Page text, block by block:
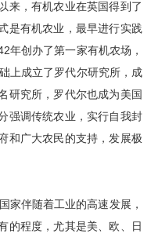
来，有机农业在英国得到了
是有机农业，最早进行实践
年创办了第一家有机农场，
上成立了罗代尔研究所，成
研究所，罗代尔也成为美国
强调传统农业，实行自我封
和广大农民的支持，发展极
伴随着工业的高速发展，
的程度，尤其是美、欧、日